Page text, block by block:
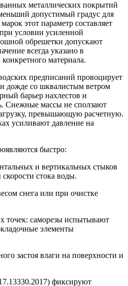
металлических покрытий
допустимый градус для
этот параметр составляет
условии усиленной
обрешетки допускают
всегда указано в
материала.
предписаний провоцирует
дожде со шквалистым ветром
барьер нахлестов и
Снежные массы не сползают
превышающую расчетную.
усиливают давление на
быстро:
и вертикальных стыков
скорости стока воды.
снега или при очистке
точек: саморезы испытывают
элементы
застоя влаги на поверхности и
фиксируют